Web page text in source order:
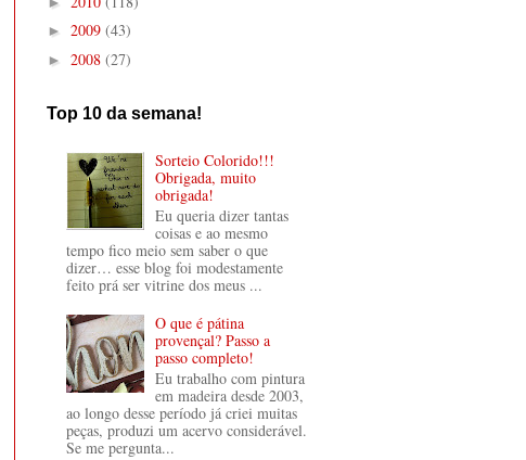
► 2009 (43)
► 2008 (27)
Top 10 da semana!
Sorteio Colorido!!!
Obrigada, muito
obrigada!
Eu queria dizer tantas
coisas e ao mesmo
tempo fico meio sem saber o que
dizer… esse blog foi modestamente
feito prá ser vitrine dos meus ...
O que é pátina
provençal? Passo a
passo completo!
Eu trabalho com pintura
em madeira desde 2003,
ao longo desse período já criei muitas
peças, produzi um acervo considerável.
Se me pergunta...